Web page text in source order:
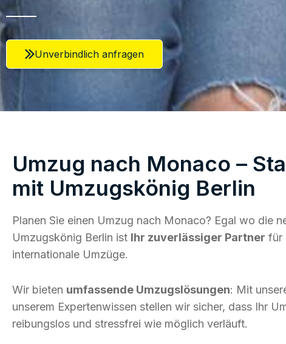
Unverbindlich anfragen
Umzug nach Monaco –
mit Umzugskönig Berlin
Planen Sie einen Umzug nach Monaco? Egal wo die
Umzugskönig Berlin ist Ihr zuverlässiger Partner für
internationale Umzüge.
Wir bieten umfassende Umzugslösungen: Mit
unserem Expertenwissen stellen wir sicher, dass Ihr
reibungslos und stressfrei wie möglich verläuft.